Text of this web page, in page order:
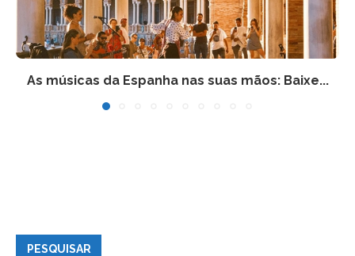
As músicas da Espanha nas suas mãos: Baixe...
PESQUISAR